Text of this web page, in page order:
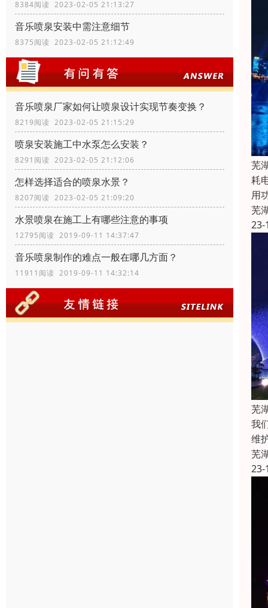
8384阅读 2023-02-05 21:13:27
音乐喷泉安装中需注意细节
8375阅读 2023-02-05 21:12:49
音乐喷泉厂家如何让喷泉设计实现节奏变换？
8219阅读 2023-02-05 21:15:29
喷泉安装施工中水泵怎么安装？
8291阅读 2023-02-05 21:12:06
怎样选择适合的喷泉水景？
8207阅读 2023-02-05 21:09:20
水景喷泉在施工上有哪些注意的事项
12795阅读 2019-09-11 14:37:47
音乐喷泉制作的难点一般在哪几方面？
11911阅读 2019-09-11 14:32:14
芜
耗
用
芜
23-
芜
我
维
芜
23-